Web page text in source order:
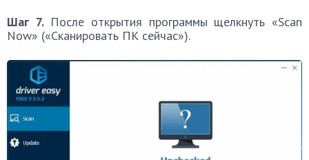
Шаг 7.После открытия программы щелкнуть «Scan
Now» («Сканировать ПК сейчас»).